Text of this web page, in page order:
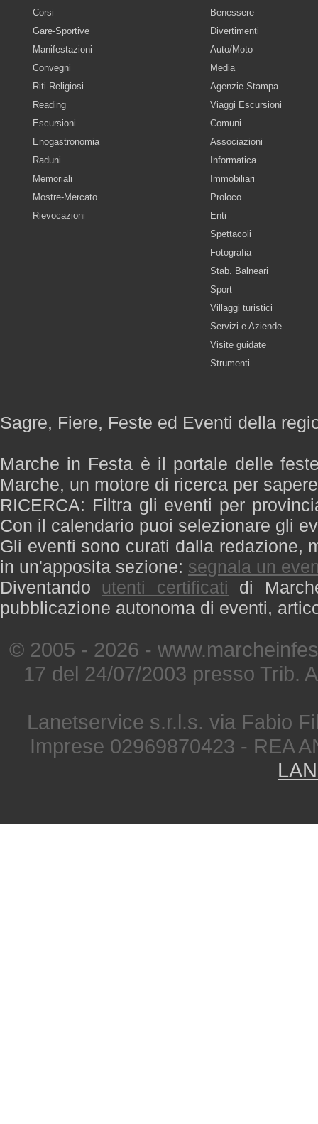
Corsi
Gare-Sportive
Manifestazioni
Convegni
Riti-Religiosi
Reading
Escursioni
Enogastronomia
Raduni
Memoriali
Mostre-Mercato
Rievocazioni
Benessere
Divertimenti
Auto/Moto
Media
Agenzie Stampa
Viaggi Escursioni
Comuni
Associazioni
Informatica
Immobiliari
Proloco
Enti
Spettacoli
Fotografia
Stab. Balneari
Sport
Villaggi turistici
Servizi e Aziende
Visite guidate
Strumenti
Sagre, Fiere, Feste ed Eventi della
Marche in Festa è il portale delle
Marche, un motore di ricerca per
RICERCA: Filtra gli eventi per
Con il calendario puoi selezionare gli
Gli eventi sono curati dalla redazione,
in un'apposita sezione: segnala un
Diventando utenti certificati di
pubblicazione autonoma di eventi,
© 2005 - 2026 -
17 del 24/07/2003 presso Trib.
Lanetservice s.r.l.s. via Fabio
Imprese 02969870423 - REA